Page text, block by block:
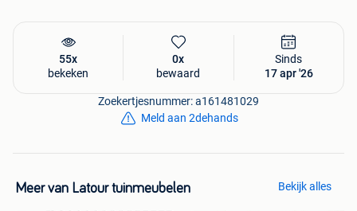
55x
bekeken
0x
bewaard
Sinds
17 apr '26
Zoekertjesnummer: a161481029
Meld aan 2dehands
Meer van Latour tuinmeubelen Bekijk alles